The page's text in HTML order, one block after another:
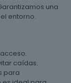
una
entorno.
caídas.
para